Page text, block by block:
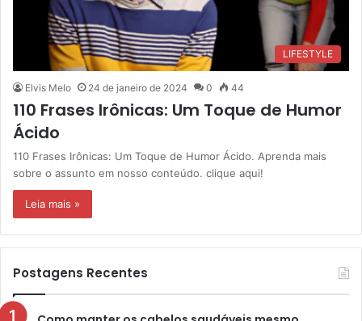
LIFESTYLE
Elvis Melo 24 de janeiro de 2024 0 44
110 Frases Irônicas: Um Toque de Humor
Ácido
110 Frases Irônicas: Um Toque de Humor Ácido. Aprenda mais
sobre o assunto em nosso conteúdo. clique aqui!
Leia mais »
Postagens Recentes